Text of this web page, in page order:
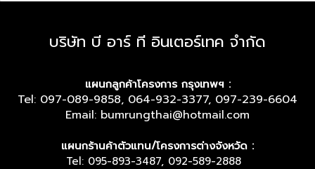
บริษัท บี อาร์ ที อินเตอร์เทค จำกัด
แผนกลูกค้าโครงการ กรุงเทพฯ :
Tel: 097-089-9858, 064-932-3377, 097-239-6604
Email: bumrungthai@hotmail.com
แผนกร้านค้าตัวแทน/โครงการต่างจังหวัด :
Tel: 095-893-3487, 092-589-2888